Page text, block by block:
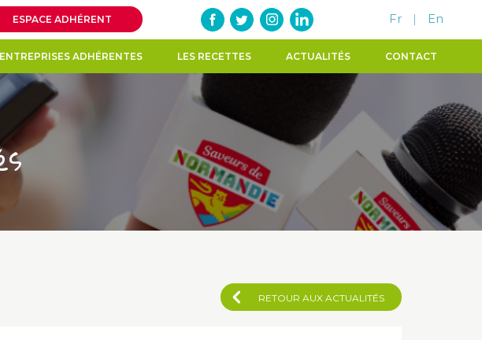
ESPACE ADHÉRENT Fr | En
ADHÉRENTES LES RECETTES ACTUALITÉS CONTACT
RETOUR AUX ACTUALITÉS